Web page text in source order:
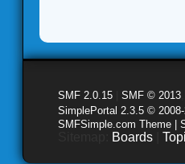
SMF 2.0.15 SMF © 2013
SimplePortal 2.3.5 ©
SMFSimple.com Theme |
Boards